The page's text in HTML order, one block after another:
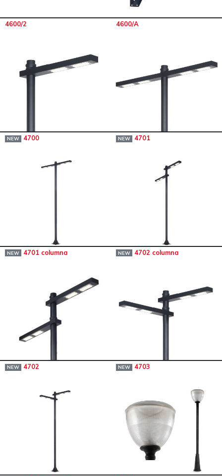
4600/2 4600/A
NEW 4700 NEW 4701
NEW 4701 columna NEW 4702 columna
NEW 4702 NEW 4703